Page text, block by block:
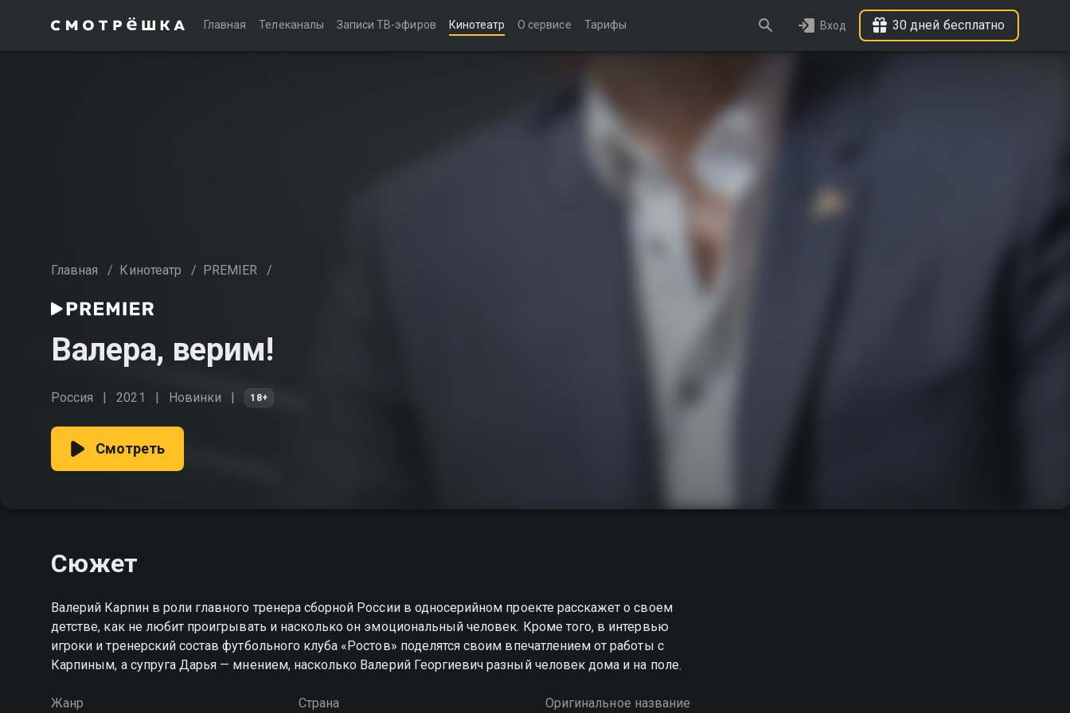
Главная Телеканалы Записи ТВ-эфиров Кинотеатр О сервисе Тарифы Вход 30 дней бесплатно
Главная / Кинотеатр / PREMIER /
Валера, верим!
Россия 2021 Новинки 18+
Смотреть
Сюжет
Валерий Карпин в роли главного тренера сборной России в односерийном проекте расскажет о своем
детстве, как не любит проигрывать и насколько он эмоциональный человек. Кроме того, в интервью
игроки и тренерский состав футбольного клуба «Ростов» поделятся своим впечатлением от работы с
Карпиным, а супруга Дарья — мнением, насколько Валерий Георгиевич разный человек дома и на поле.
Жанр Страна Оригинальное название